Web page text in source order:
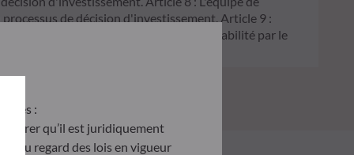
de décision d'investissement. Article 9 :
écologique, et traite les risques de durabilité par le
:
qu’il est juridiquement
au regard des lois en vigueur